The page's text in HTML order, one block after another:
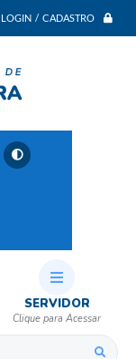
LOGIN / CADASTRO
SERVIDOR